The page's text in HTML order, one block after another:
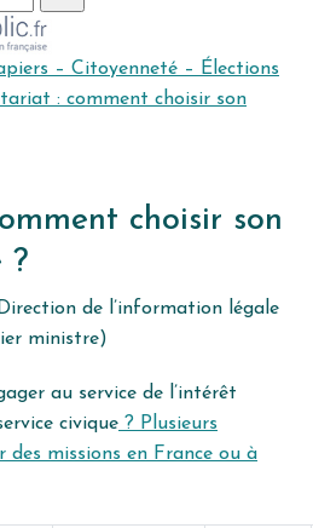
– Citoyenneté – Élections
: comment choisir son
choisir son
?
de l’information légale
ministre)
au service de l’intérêt
civique ? Plusieurs
missions en France ou à